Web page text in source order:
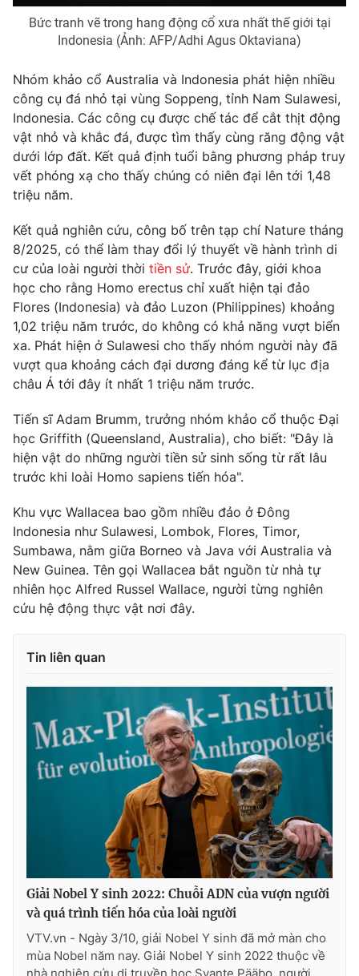
Giải sao mai
Sao
Làm đẹp
Giáo dục
Tuyển sinh
Học trực tuyến
Hitech Công nghệ tương lai
Sản phẩm
Thị trường
Tư vấn
Giao lưu trực tuyến
Lịch phát sóng
Emagazine Podcast
Photo Infographic
Video Shorts video
VTV Money VTV Thể thao
VTV Sức khoẻ Bất động sản
Thị trường 24h Tấm lòng Việt
VTV4 Vươn mình bằng AI
VTV9 VTV8
Liên hệ tòa soạn English
Theo dõi báo trên
Đài Truyền hình Việt Nam
Cơ quan báo chí:Thời báo VTV
Giấy phép hoạt động báo in và báo điện tử số 483/GP-BTTTT
cấp ngày 29/12/2023
Tổng Biên tập: Vũ Thanh Thủy
Phó Tổng Biên tập:
Nguyễn Thị Mỹ Hạnh, Phạm Quốc Thắng,
Nguyễn Trọng Ninh
Tổng đài VTV: 024.38 355 931 - 024.38 355 932
Bức tranh vẽ trong hang động cổ xưa nhất thế giới tại
Indonesia (Ảnh: AFP/Adhi Agus Oktaviana)
Nhóm khảo cổ Australia và Indonesia phát hiện nhiều
công cụ đá nhỏ tại vùng Soppeng, tỉnh Nam Sulawesi,
Indonesia. Các công cụ được chế tác để cắt thịt động
vật nhỏ và khắc đá, được tìm thấy cùng răng động vật
dưới lớp đất. Kết quả định tuổi bằng phương pháp truy
vết phóng xạ cho thấy chúng có niên đại lên tới 1,48
triệu năm.
Kết quả nghiên cứu, công bố trên tạp chí Nature tháng
8/2025, có thể làm thay đổi lý thuyết về hành trình di
cư của loài người thời tiền sử. Trước đây, giới khoa
học cho rằng Homo erectus chỉ xuất hiện tại đảo
Flores (Indonesia) và đảo Luzon (Philippines) khoảng
1,02 triệu năm trước, do không có khả năng vượt biển
xa. Phát hiện ở Sulawesi cho thấy nhóm người này đã
vượt qua khoảng cách đại dương đáng kể từ lục địa
châu Á tới đây ít nhất 1 triệu năm trước.
Tiến sĩ Adam Brumm, trưởng nhóm khảo cổ thuộc Đại
học Griffith (Queensland, Australia), cho biết: "Đây là
hiện vật do những người tiền sử sinh sống từ rất lâu
trước khi loài Homo sapiens tiến hóa".
Khu vực Wallacea bao gồm nhiều đảo ở Đông
Indonesia như Sulawesi, Lombok, Flores, Timor,
Sumbawa, nằm giữa Borneo và Java với Australia và
New Guinea. Tên gọi Wallacea bắt nguồn từ nhà tự
nhiên học Alfred Russel Wallace, người từng nghiên
cứu hệ động thực vật nơi đây.
Tin liên quan
Giải Nobel Y sinh 2022: Chuỗi ADN của vượn người
và quá trình tiến hóa của loài người
VTV.vn - Ngày 3/10, giải Nobel Y sinh đã mở màn cho
mùa Nobel năm nay. Giải Nobel Y sinh 2022 thuộc về
nhà nghiên cứu di truyền học Svante Pääbo, người...